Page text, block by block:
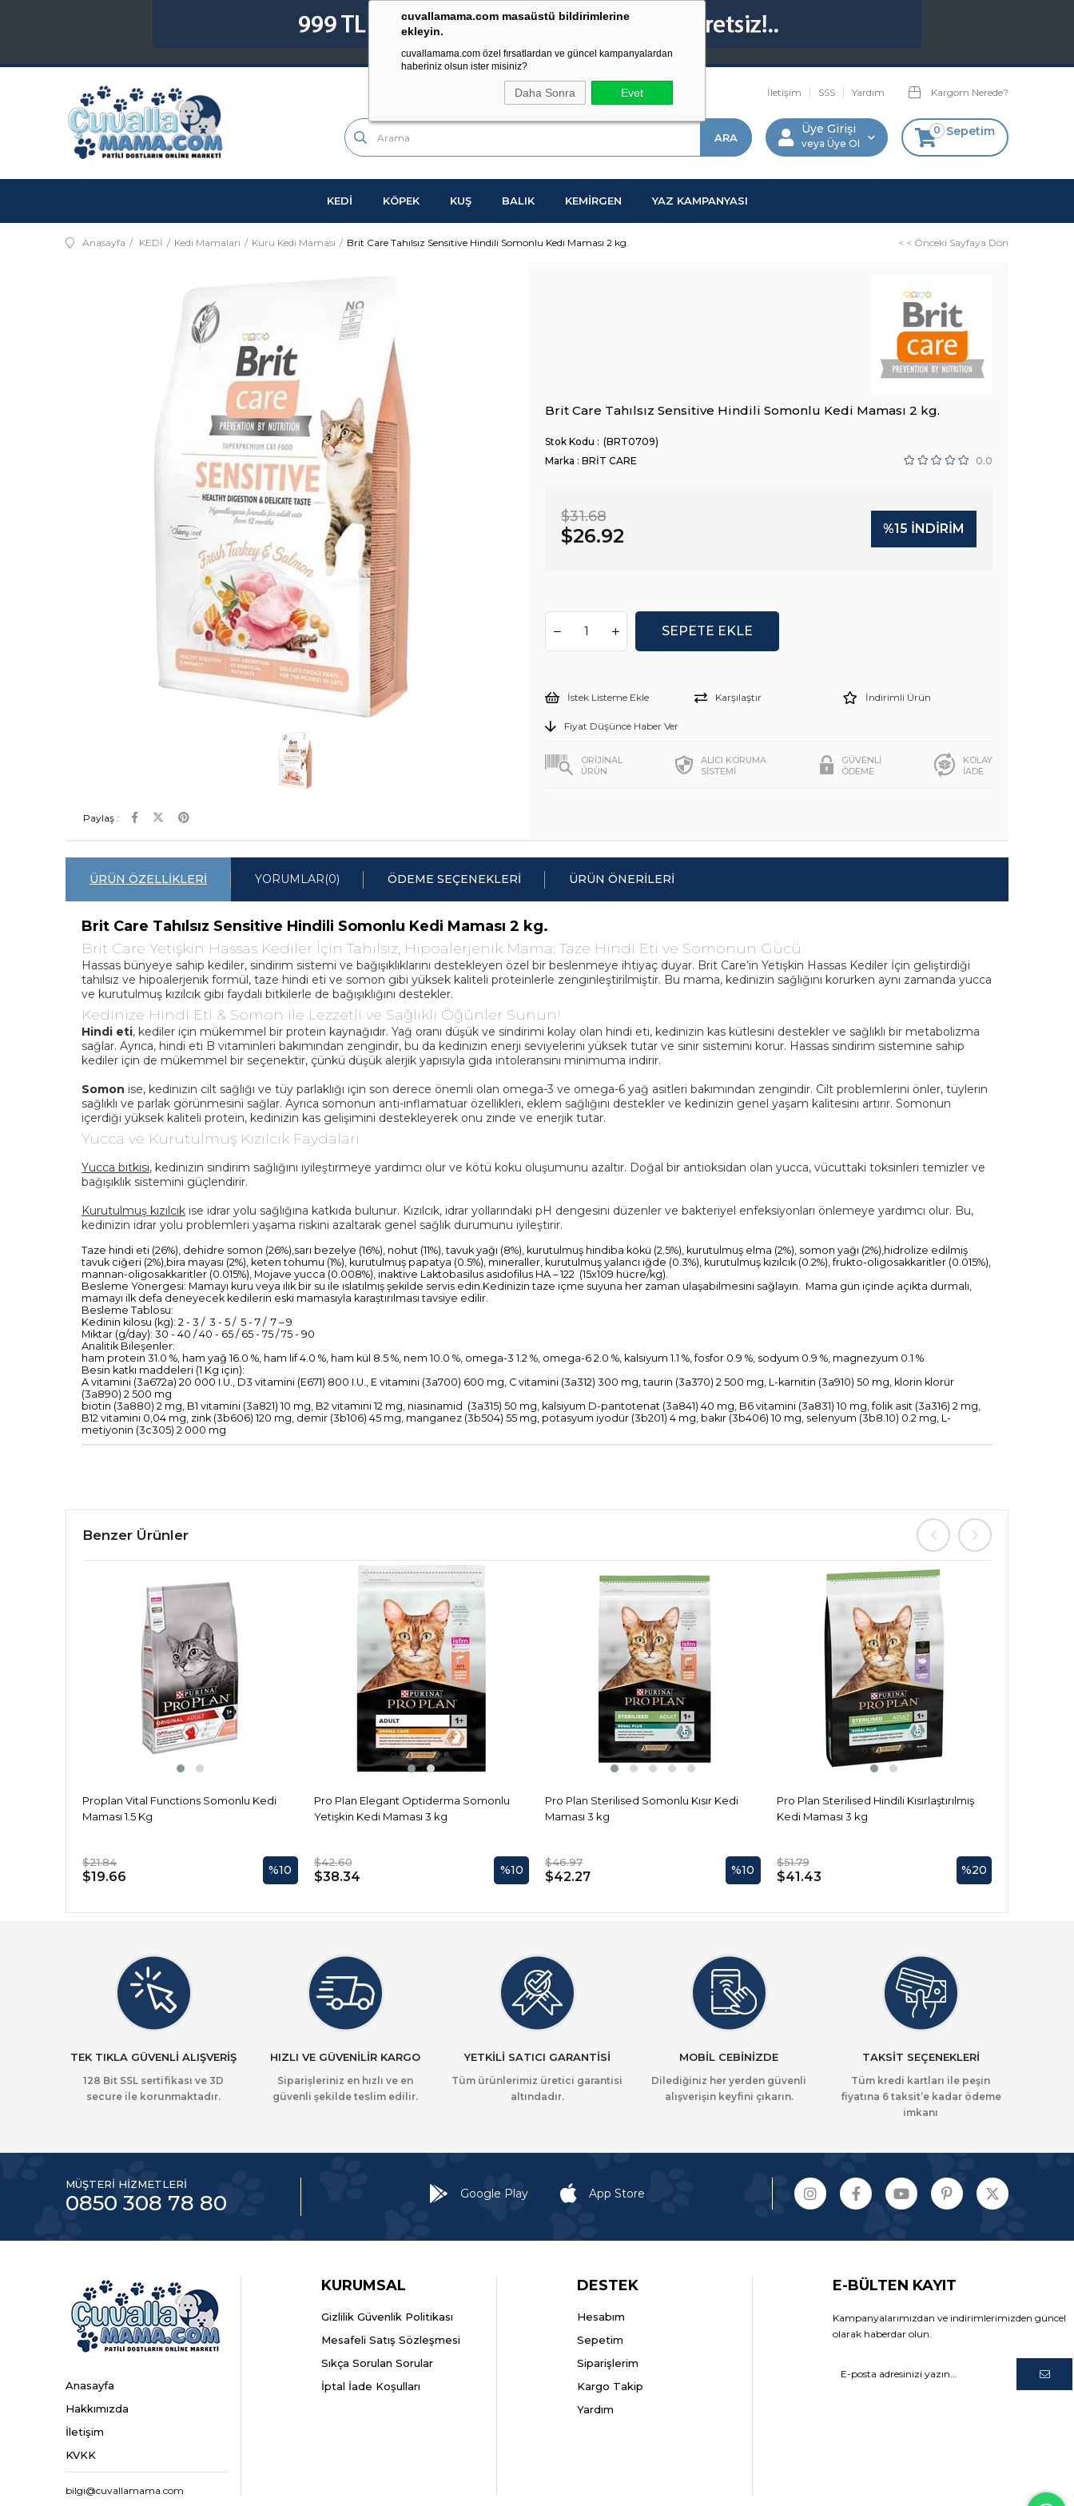
cuvallamama.com masaüstü bildirimlerine
ekleyin.
cuvallamama.com özel fırsatlardan ve güncel kampanyalardan
haberiniz olsun ister misiniz?
Daha Sonra Evet İletişim SSS Yardım Kargom Nerede?
Sepetim
0
Üye Girişi
Üye Ol
KEDİ KÖPEK KUŞ BALIK KEMİRGEN YAZ KAMPANYASI
Anasayfa KEDİ Kedi Mamaları Kuru Kedi Maması Brit Care Tahılsız Sensitive Hindili Somonlu Kedi Maması 2 kg. < < Önceki Sayfaya Dön
Paylaş :
Brit Care Tahılsız Sensitive Hindili Somonlu Kedi Maması 2 kg.
(BRT0709)
Marka : BRİT CARE 0.0
$31.68
$26.92 %15 İNDIRIM
İstek Listeme Ekle Karşılaştır İndirimli Ürün
Fiyat Düşünce Haber Ver
ORİJİNAL
ÜRÜN
ALICI KORUMA
SİSTEMİ
GÜVENLİ
ÖDEME
KOLAY
İADE
ÜRÜN ÖZELLIKLERI YORUMLAR(0) ÖDEME SEÇENEKLERI ÜRÜN ÖNERILERI
Brit Care Tahılsız Sensitive Hindili Somonlu Kedi Maması 2 kg.
Brit Care Yetişkin Hassas Kediler İçin Tahılsız, Hipoalerjenik Mama: Taze Hindi Eti ve Somonun Gücü
Hassas bünyeye sahip kediler, sindirim sistemi ve bağışıklıklarını destekleyen özel bir beslenmeye ihtiyaç duyar. Brit Care’in Yetişkin Hassas Kediler İçin geliştirdiği
tahılsız ve hipoalerjenik formül, taze hindi eti ve somon gibi yüksek kaliteli proteinlerle zenginleştirilmiştir. Bu mama, kedinizin sağlığını korurken aynı zamanda yucca
ve kurutulmuş kızılcık gibi faydalı bitkilerle de bağışıklığını destekler.
Kedinize Hindi Eti & Somon ile Lezzetli ve Sağlıklı Öğünler Sunun!
Hindi eti, kediler için mükemmel bir protein kaynağıdır. Yağ oranı düşük ve sindirimi kolay olan hindi eti, kedinizin kas kütlesini destekler ve sağlıklı bir metabolizma
sağlar. Ayrıca, hindi eti B vitaminleri bakımından zengindir, bu da kedinizin enerji seviyelerini yüksek tutar ve sinir sistemini korur. Hassas sindirim sistemine sahip
kediler için de mükemmel bir seçenektir, çünkü düşük alerjik yapısıyla gıda intoleransını minimuma indirir.
Somon ise, kedinizin cilt sağlığı ve tüy parlaklığı için son derece önemli olan omega-3 ve omega-6 yağ asitleri bakımından zengindir. Cilt problemlerini önler, tüylerin
sağlıklı ve parlak görünmesini sağlar. Ayrıca somonun anti-inflamatuar özellikleri, eklem sağlığını destekler ve kedinizin genel yaşam kalitesini artırır. Somonun
içerdiği yüksek kaliteli protein, kedinizin kas gelişimini destekleyerek onu zinde ve enerjik tutar.
Yucca ve Kurutulmuş Kızılcık Faydaları
Yucca bitkisi, kedinizin sindirim sağlığını iyileştirmeye yardımcı olur ve kötü koku oluşumunu azaltır. Doğal bir antioksidan olan yucca, vücuttaki toksinleri temizler ve
bağışıklık sistemini güçlendirir.
Kurutulmuş kızılcık ise idrar yolu sağlığına katkıda bulunur. Kızılcık, idrar yollarındaki pH dengesini düzenler ve bakteriyel enfeksiyonları önlemeye yardımcı olur. Bu,
kedinizin idrar yolu problemleri yaşama riskini azaltarak genel sağlık durumunu iyileştirir.
Taze hindi eti (26%), dehidre somon (26%),sarı bezelye (16%), nohut (11%), tavuk yağı (8%), kurutulmuş hindiba kökü (2.5%), kurutulmuş elma (2%), somon yağı (2%),hidrolize edilmiş
tavuk ciğeri (2%),bira mayası (2%), keten tohumu (1%), kurutulmuş papatya (0.5%), mineraller, kurutulmuş yalancı iğde (0.3%), kurutulmuş kızılcık (0.2%), frukto-oligosakkaritler (0.015%),
mannan-oligosakkaritler (0.015%), Mojave yucca (0.008%), inaktive Laktobasilus asidofilus HA – 122 (15x109 hücre/kg).
Besleme Yönergesi: Mamayı kuru veya ılık bir su ile ıslatılmış şekilde servis edin.Kedinizin taze içme suyuna her zaman ulaşabilmesini sağlayın. Mama gün içinde açıkta durmalı,
mamayı ilk defa deneyecek kedilerin eski mamasıyla karaştırılması tavsiye edilir.
Besleme Tablosu:
Kedinin kilosu (kg): 2 - 3 / 3 - 5 / 5 - 7 / 7 – 9
Miktar (g/day): 30 - 40 / 40 - 65 / 65 - 75 / 75 - 90
Analitik Bileşenler:
ham protein 31.0 %, ham yağ 16.0 %, ham lif 4.0 %, ham kül 8.5 %, nem 10.0 %, omega-3 1.2 %, omega-6 2.0 %, kalsiyum 1.1 %, fosfor 0.9 %, sodyum 0.9 %, magnezyum 0.1 %
Besin katkı maddeleri (1 Kg için):
A vitamini (3a672a) 20 000 I.U., D3 vitamini (E671) 800 I.U., E vitamini (3a700) 600 mg, C vitamini (3a312) 300 mg, taurin (3a370) 2 500 mg, L-karnitin (3a910) 50 mg, klorin klorür
(3a890) 2 500 mg
biotin (3a880) 2 mg, B1 vitamini (3a821) 10 mg, B2 vitamini 12 mg, niasinamid (3a315) 50 mg, kalsiyum D-pantotenat (3a841) 40 mg, B6 vitamini (3a831) 10 mg, folik asit (3a316) 2 mg,
B12 vitamini 0,04 mg, zink (3b606) 120 mg, demir (3b106) 45 mg, manganez (3b504) 55 mg, potasyum iyodür (3b201) 4 mg, bakır (3b406) 10 mg, selenyum (3b8.10) 0.2 mg, L-
metiyonin (3c305) 2 000 mg
Benzer Ürünler
Proplan Vital Functions Somonlu Kedi
Maması 1.5 Kg
$21.84
$19.66 %10
Pro Plan Elegant Optiderma Somonlu
Yetişkin Kedi Maması 3 kg
$42.60
$38.34 %10
Pro Plan Sterilised Somonlu Kısır Kedi
Maması 3 kg
$46.97
$42.27 %10
Pro Plan Sterilised Hindili Kısırlaştırılmış
Kedi Maması 3 kg
$51.79
$41.43 %20
TEK TIKLA GÜVENLİ ALIŞVERİŞ
128 Bit SSL sertifikası ve 3D
secure ile korunmaktadır.
HIZLI VE GÜVENİLİR KARGO
Siparişleriniz en hızlı ve en
güvenli şekilde teslim edilir.
YETKİLİ SATICI GARANTİSİ
Tüm ürünlerimiz üretici garantisi
altındadır.
MOBİL CEBİNİZDE
Dilediğiniz her yerden güvenli
alışverişin keyfini çıkarın.
TAKSİT SEÇENEKLERİ
Tüm kredi kartları ile peşin
fiyatına 6 taksit’e kadar ödeme
imkanı
MÜŞTERİ HİZMETLERİ
0850 308 78 80 Google Play App Store
Anasayfa
Hakkımızda
İletişim
KVKK
bilgi@cuvallamama.com
KURUMSAL
Gizlilik Güvenlik Politikası
Mesafeli Satış Sözleşmesi
Sıkça Sorulan Sorular
İptal İade Koşulları
DESTEK
Hesabım
Sepetim
Siparişlerim
Kargo Takip
Yardım
E-BÜLTEN KAYIT
Kampanyalarımızdan ve indirimlerimizden güncel
olarak haberdar olun.